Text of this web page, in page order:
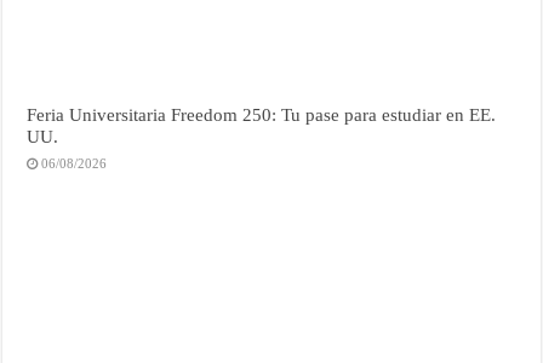
Feria Universitaria Freedom 250: Tu pase para estudiar en EE.
UU.
06/08/2026